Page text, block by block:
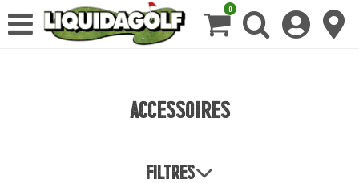
0
Accessoires
Filtres